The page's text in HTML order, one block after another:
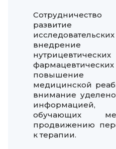
развитие
внедрение
повышение
медицинской
внимание
обучающих
продвижению
к терапии.